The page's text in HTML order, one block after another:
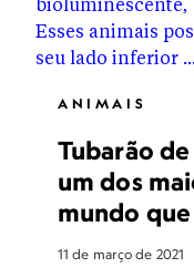
BIODIVERSIDADE
BIÓLOGOS
PLÂNCTON
LIXO
ANIMAIS
Tubarão
um dos
mundo
11 de março de 2021